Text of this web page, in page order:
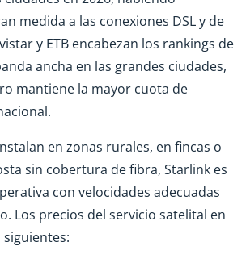
medida a las conexiones DSL y de
y ETB encabezan los rankings de
ancha en las grandes ciudades,
mantiene la mayor cuota de
en zonas rurales, en fincas o
sin cobertura de fibra, Starlink es
con velocidades adecuadas
Los precios del servicio satelital en